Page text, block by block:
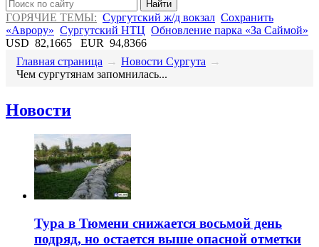
Найти
ГОРЯЧИЕ ТЕМЫ: Сургутский ж/д вокзал Сохранить
«Аврору» Сургутский НТЦ Обновление парка «За Саймой»
USD 82,1665 EUR 94,8366
Главная страница → Новости Сургута →
Чем сургутянам запомнилась...
Новости
Тура в Тюмени снижается восьмой день
подряд, но остается выше опасной отметки